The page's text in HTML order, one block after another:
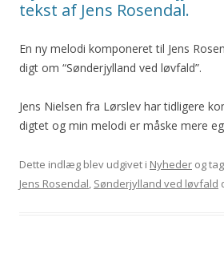
tekst af Jens Rosendal.
En ny melodi komponeret til Jens
digt om “Sønderjylland ved løvfald”.
Jens Nielsen fra Lørslev har tidligere
digtet og min melodi er måske mere
Dette indlæg blev udgivet i Nyheder og
Jens Rosendal, Sønderjylland ved løvfald